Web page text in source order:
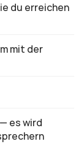
du erreichen
mit der
es wird